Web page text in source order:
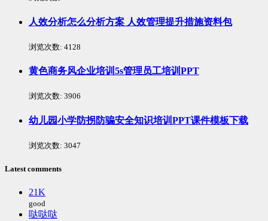
人效分析怎么分析方案 人效管理提升措施资料包
浏览次数: 4128
黄色商务风企业培训5s管理员工培训PPT
浏览次数: 3906
幼儿园小学防拐防骗安全知识培训PPT课件模板下载
浏览次数: 3047
Latest comments
21K
good
哒哒哒